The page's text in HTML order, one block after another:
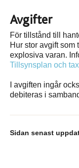
Avgifter
För tillstånd till
Hur stor avgift som
explosiva varan.
Tillsynsplan och
I avgiften ingår
debiteras i
Sidan senast